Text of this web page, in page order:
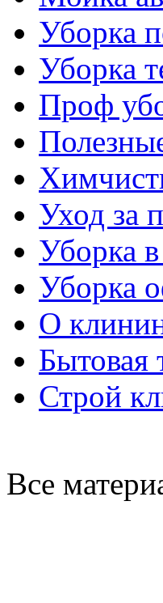
Уборка
Уборка
Проф
Уход за
Уборка
Уборка
О
Бытовая
Строй
Все